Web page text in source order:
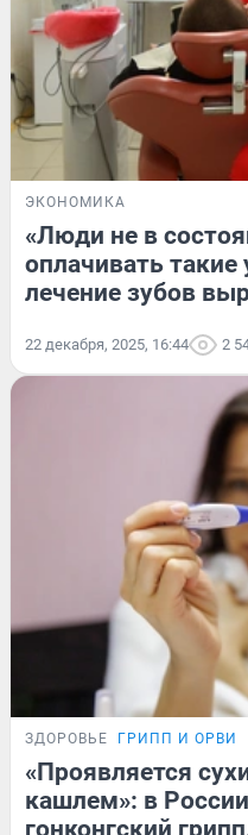
ЭКОНОМИКА
«Люди не в
оплачивать такие
лечение зубов
22 декабря, 2025, 16:44 2
ЗДОРОВЬЕ ГРИПП И ОРВИ
«Проявляется
кашлем»: в
гонконгский